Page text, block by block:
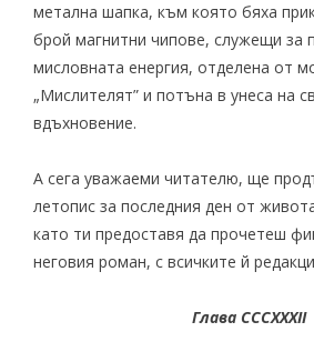
метална шапка, към която бяха
брой магнитни чипове, служещи за
мисловната енергия, отделена от
„Мислителят” и потъна в унеса на
вдъхновение.
А сега уважаеми читателю, ще
летопис за последния ден от
като ти предоставя да прочетеш
неговия роман, с всичките й
Глава CCCXXXII